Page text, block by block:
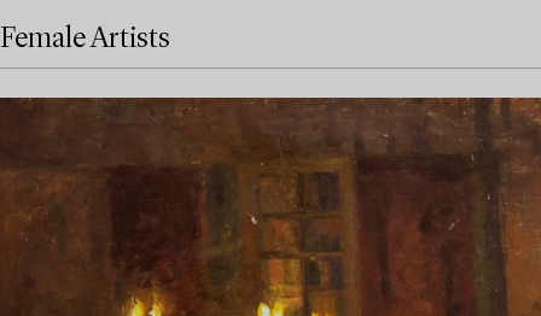
Female Artists